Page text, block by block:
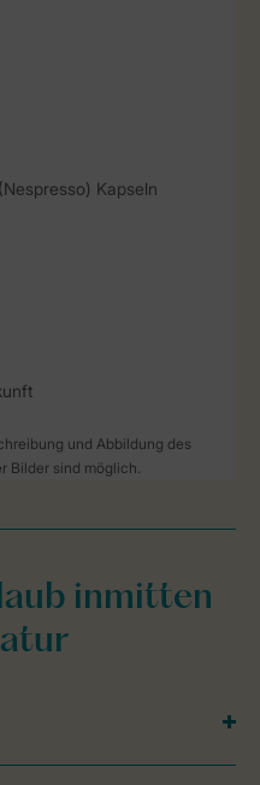
Kapseln
und Abbildung des
Bilder sind möglich.
inmitten